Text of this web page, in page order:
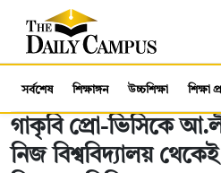
সর্বশেষ শিক্ষাঙ্গন উচ্চশিক্ষা শিক্ষা
গাকৃবি প্রো-ভিসিকে
নিজ বিশ্ববিদ্যালয়